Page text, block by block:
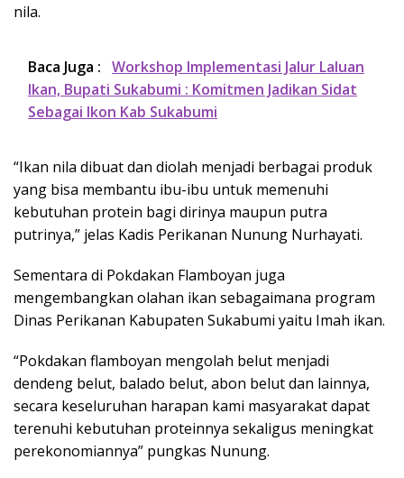
nila.
Baca Juga : Workshop Implementasi Jalur Laluan
Ikan, Bupati Sukabumi : Komitmen Jadikan Sidat
Sebagai Ikon Kab Sukabumi
“Ikan nila dibuat dan diolah menjadi berbagai produk
yang bisa membantu ibu-ibu untuk memenuhi
kebutuhan protein bagi dirinya maupun putra
putrinya,” jelas Kadis Perikanan Nunung Nurhayati.
Sementara di Pokdakan Flamboyan juga
mengembangkan olahan ikan sebagaimana program
Dinas Perikanan Kabupaten Sukabumi yaitu Imah ikan.
“Pokdakan flamboyan mengolah belut menjadi
dendeng belut, balado belut, abon belut dan lainnya,
secara keseluruhan harapan kami masyarakat dapat
terenuhi kebutuhan proteinnya sekaligus meningkat
perekonomiannya” pungkas Nunung.